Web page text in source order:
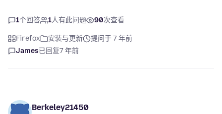
1个回答 1人有此问题 90次查看
Firefox 安装与更新
提问于 7 年前
James已回复7 年前
Berkeley21450